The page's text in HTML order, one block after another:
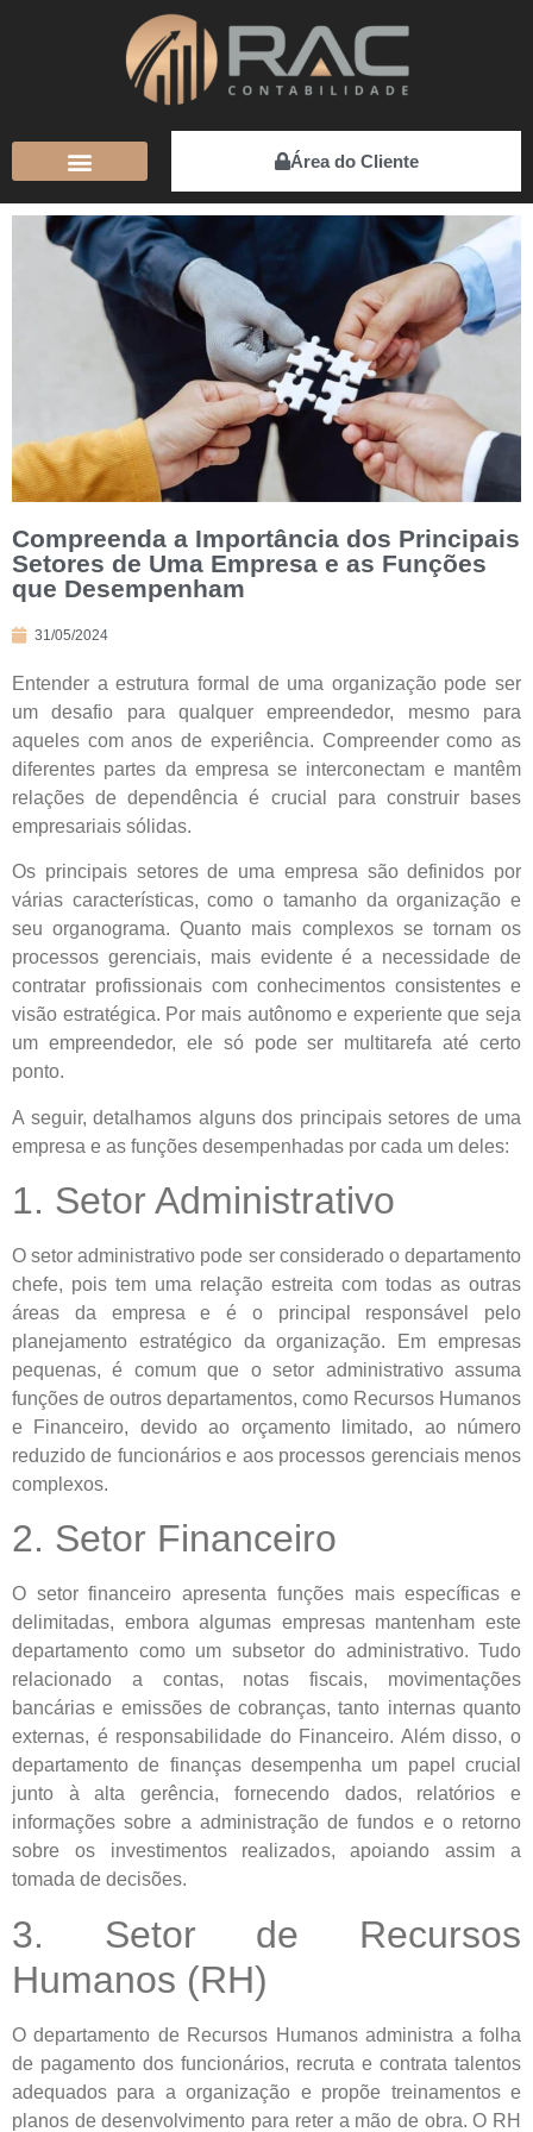
Área do Cliente
Compreenda a Importância dos Principais
Setores de Uma Empresa e as Funções
que Desempenham
31/05/2024
Entender a estrutura formal de uma organização pode ser
um desafio para qualquer empreendedor, mesmo para
aqueles com anos de experiência. Compreender como as
diferentes partes da empresa se interconectam e mantêm
relações de dependência é crucial para construir bases
empresariais sólidas.
Os principais setores de uma empresa são definidos por
várias características, como o tamanho da organização e
seu organograma. Quanto mais complexos se tornam os
processos gerenciais, mais evidente é a necessidade de
contratar profissionais com conhecimentos consistentes e
visão estratégica. Por mais autônomo e experiente que seja
um empreendedor, ele só pode ser multitarefa até certo
ponto.
A seguir, detalhamos alguns dos principais setores de uma
empresa e as funções desempenhadas por cada um deles:
1. Setor Administrativo
O setor administrativo pode ser considerado o departamento
chefe, pois tem uma relação estreita com todas as outras
áreas da empresa e é o principal responsável pelo
planejamento estratégico da organização. Em empresas
pequenas, é comum que o setor administrativo assuma
funções de outros departamentos, como Recursos Humanos
e Financeiro, devido ao orçamento limitado, ao número
reduzido de funcionários e aos processos gerenciais menos
complexos.
2. Setor Financeiro
O setor financeiro apresenta funções mais específicas e
delimitadas, embora algumas empresas mantenham este
departamento como um subsetor do administrativo. Tudo
relacionado a contas, notas fiscais, movimentações
bancárias e emissões de cobranças, tanto internas quanto
externas, é responsabilidade do Financeiro. Além disso, o
departamento de finanças desempenha um papel crucial
junto à alta gerência, fornecendo dados, relatórios e
informações sobre a administração de fundos e o retorno
sobre os investimentos realizados, apoiando assim a
tomada de decisões.
3. Setor de Recursos
Humanos (RH)
O departamento de Recursos Humanos administra a folha
de pagamento dos funcionários, recruta e contrata talentos
adequados para a organização e propõe treinamentos e
planos de desenvolvimento para reter a mão de obra. O RH